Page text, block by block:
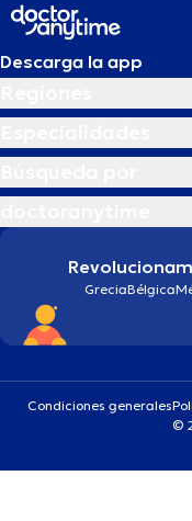
Descarga la app
GreciaBélgica
Condiciones generales
©